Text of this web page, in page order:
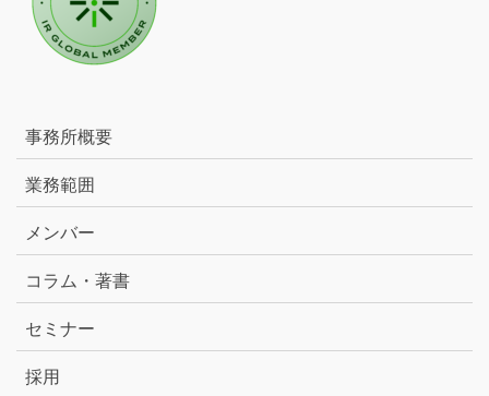
事務所概要
業務範囲
メンバー
コラム・著書
セミナー
採用